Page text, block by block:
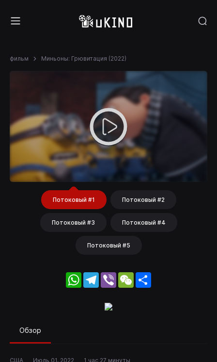
фильм Миньоны: Грювитация (2022)
Потоковый #1 Потоковый #2
Потоковый #3 Потоковый #4
Потоковый #5
WhatsApp
Telegram
Viber WeChat
Обзор
США Июль 01, 2022 1 час 27 минуты